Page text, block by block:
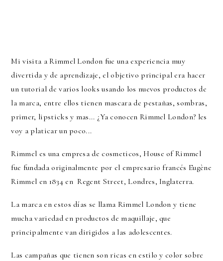
Mi visita a Rimmel London fue una experiencia muy
divertida y de aprendizaje, el objetivo principal era hacer
un tutorial de varios looks usando los nuevos productos de
la marca, entre ellos tienen mascara de pestañas, sombras,
primer, lipsticks y mas... ¿Ya conocen Rimmel London? les
voy a platicar un poco...
Rimmel es una empresa de cosmeticos, House of Rimmel
fue fundada originalmente por el empresario francés Eugène
Rimmel en 1834 en Regent Street, Londres, Inglaterra.
La marca en estos días se llama Rimmel London y tiene
mucha variedad en productos de maquillaje, que
principalmente van dirigidos a las adolescentes.
Las campañas que tienen son ricas en estilo y color sobre